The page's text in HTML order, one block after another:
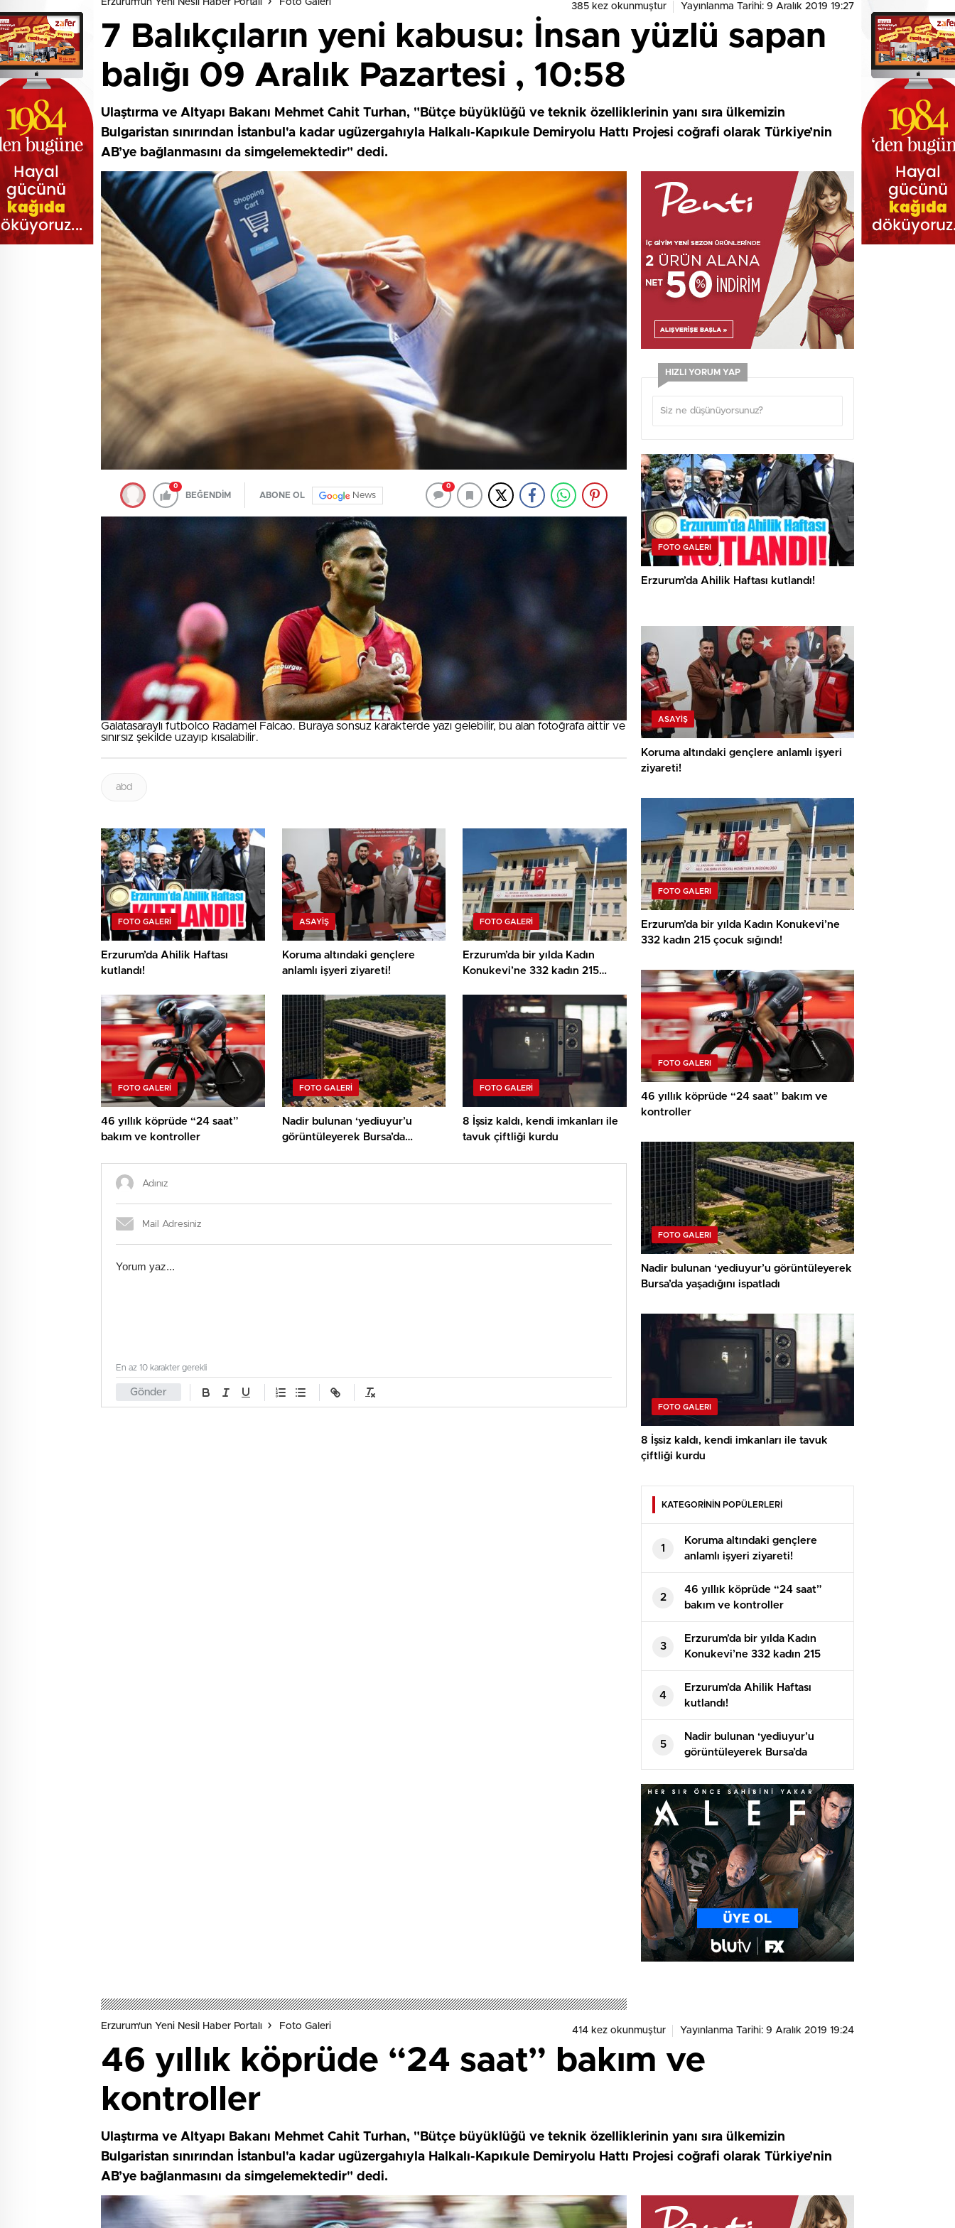
Erzurum'un Yeni Nesil Haber Portalı Foto Galeri 385 kez okunmuştur Yayınlanma Tarihi: 9 Aralık 2019 19:27
7 Balıkçıların yeni kabusu: İnsan yüzlü sapan
balığı 09 Aralık Pazartesi , 10:58
Ulaştırma ve Altyapı Bakanı Mehmet Cahit Turhan, "Bütçe büyüklüğü ve teknik özelliklerinin yanı sıra ülkemizin
Bulgaristan sınırından İstanbul'a kadar ugüzergahıyla Halkalı-Kapıkule Demiryolu Hattı Projesi coğrafi olarak Türkiye’nin
AB’ye bağlanmasını da simgelemektedir" dedi.
0
BEĞENDİM ABONE OL News
0
Galatasaraylı futbolco Radamel Falcao. Buraya sonsuz karakterde yazı gelebilir, bu alan fotoğrafa aittir ve
sınırsız şekilde uzayıp kısalabilir.
abd
FOTO GALERI
Erzurum’da Ahilik Haftası
kutlandı!
ASAYİŞ
Koruma altındaki gençlere
anlamlı işyeri ziyareti!
FOTO GALERI
Erzurum’da bir yılda Kadın
Konukevi’ne 332 kadın 215
FOTO GALERI
46 yıllık köprüde “24 saat”
bakım ve kontroller
FOTO GALERI
Nadir bulunan ‘yediuyur’u
görüntüleyerek Bursa’da
FOTO GALERI
8 İşsiz kaldı, kendi imkanları ile
tavuk çiftliği kurdu
Gönder
En az 10 karakter gerekli
HIZLI YORUM YAP
FOTO GALERI
Erzurum’da Ahilik Haftası kutlandı!
ASAYİŞ
Koruma altındaki gençlere anlamlı işyeri
ziyareti!
FOTO GALERI
Erzurum’da bir yılda Kadın Konukevi’ne
332 kadın 215 çocuk sığındı!
FOTO GALERI
46 yıllık köprüde “24 saat” bakım ve
kontroller
FOTO GALERI
Nadir bulunan ‘yediuyur’u görüntüleyerek
Bursa’da yaşadığını ispatladı
FOTO GALERI
8 İşsiz kaldı, kendi imkanları ile tavuk
çiftliği kurdu
KATEGORİNİN POPÜLERLERİ
1
Koruma altındaki gençlere
anlamlı işyeri ziyareti!
2
46 yıllık köprüde “24 saat”
bakım ve kontroller
3
Erzurum’da bir yılda Kadın
Konukevi’ne 332 kadın 215
çocuk sığındı!
4
Erzurum’da Ahilik Haftası
kutlandı!
5
Nadir bulunan ‘yediuyur’u
görüntüleyerek Bursa’da
yaşadığını ispatladı
Erzurum'un Yeni Nesil Haber Portalı Foto Galeri 414 kez okunmuştur Yayınlanma Tarihi: 9 Aralık 2019 19:24
46 yıllık köprüde “24 saat” bakım ve
kontroller
Ulaştırma ve Altyapı Bakanı Mehmet Cahit Turhan, "Bütçe büyüklüğü ve teknik özelliklerinin yanı sıra ülkemizin
Bulgaristan sınırından İstanbul'a kadar ugüzergahıyla Halkalı-Kapıkule Demiryolu Hattı Projesi coğrafi olarak Türkiye’nin
AB’ye bağlanmasını da simgelemektedir" dedi.